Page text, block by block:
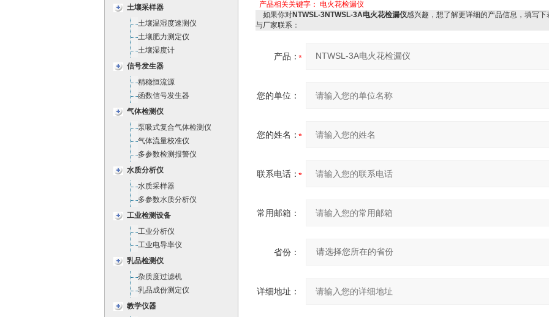
土壤采样器
土壤温湿度速测仪
土壤肥力测定仪
土壤湿度计
信号发生器
精稳恒流源
函数信号发生器
气体检测仪
泵吸式复合气体检测仪
气体流量校准仪
多参数检测报警仪
水质分析仪
水质采样器
多参数水质分析仪
工业检测设备
工业分析仪
工业电导率仪
乳品检测仪
杂质度过滤机
乳品成份测定仪
教学仪器
产品相关关键字： 电火花检漏仪
如果你对NTWSL-3NTWSL-3A电火花检漏仪感兴趣，想了解更详细的产品信息，填写下
与厂家联系：
产品：
您的单位：
您的姓名：
联系电话：
常用邮箱：
省份：
详细地址：